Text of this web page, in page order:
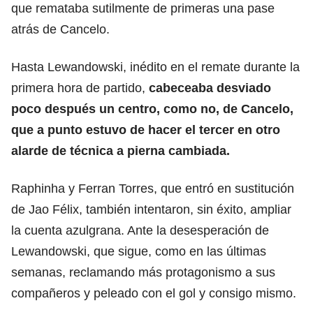
que remataba sutilmente de primeras una pase
atrás de Cancelo.
Hasta Lewandowski, inédito en el remate durante la
primera hora de partido, cabeceaba desviado
poco después un centro, como no, de Cancelo,
que a punto estuvo de hacer el tercer en otro
alarde de técnica a pierna cambiada.
Raphinha y Ferran Torres, que entró en sustitución
de Jao Félix, también intentaron, sin éxito, ampliar
la cuenta azulgrana. Ante la desesperación de
Lewandowski, que sigue, como en las últimas
semanas, reclamando más protagonismo a sus
compañeros y peleado con el gol y consigo mismo.